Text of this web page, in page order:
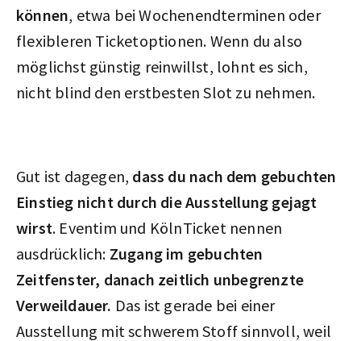
können, etwa bei Wochenendterminen oder
flexibleren Ticketoptionen. Wenn du also
möglichst günstig reinwillst, lohnt es sich,
nicht blind den erstbesten Slot zu nehmen.
Gut ist dagegen, dass du nach dem gebuchten
Einstieg nicht durch die Ausstellung gejagt
wirst. Eventim und KölnTicket nennen
ausdrücklich: Zugang im gebuchten
Zeitfenster, danach zeitlich unbegrenzte
Verweildauer. Das ist gerade bei einer
Ausstellung mit schwerem Stoff sinnvoll, weil